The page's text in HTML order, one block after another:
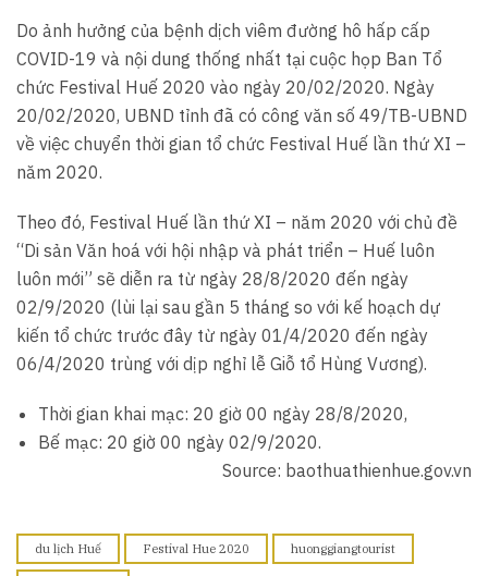
Do ảnh hưởng của bệnh dịch viêm đường hô hấp cấp
COVID-19 và nội dung thống nhất tại cuộc họp Ban Tổ
chức Festival Huế 2020 vào ngày 20/02/2020. Ngày
20/02/2020, UBND tỉnh đã có công văn số 49/TB-UBND
về việc chuyển thời gian tổ chức Festival Huế lần thứ XI –
năm 2020.
Theo đó, Festival Huế lần thứ XI – năm 2020 với chủ đề
“Di sản Văn hoá với hội nhập và phát triển – Huế luôn
luôn mới” sẽ diễn ra từ ngày 28/8/2020 đến ngày
02/9/2020 (lùi lại sau gần 5 tháng so với kế hoạch dự
kiến tổ chức trước đây từ ngày 01/4/2020 đến ngày
06/4/2020 trùng với dịp nghỉ lễ Giỗ tổ Hùng Vương).
Thời gian khai mạc: 20 giờ 00 ngày 28/8/2020,
Bế mạc: 20 giờ 00 ngày 02/9/2020.
Source: baothuathienhue.gov.vn
du lịch Huế Festival Hue 2020 huonggiangtourist